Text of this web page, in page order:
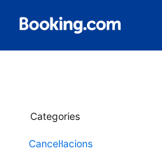
Categories
Cancel·lacions